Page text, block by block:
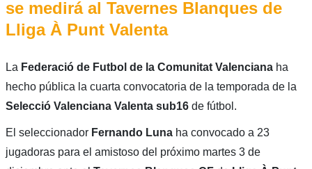
se medirá al Tavernes Blanques de
Lliga À Punt Valenta
La Federació de Futbol de la Comunitat Valencianaha
hecho pública la cuarta convocatoria de la temporada de la
Selecció Valenciana Valenta sub16de fútbol.
El seleccionador Fernando Lunaha convocado a 23
jugadoras para el amistoso del próximo martes 3 de